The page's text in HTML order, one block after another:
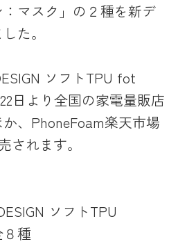
マスク」の２種を新デ
た。
ソフトTPU fot
日より全国の家電量販店
、PhoneFoam楽天市場
されます。
ソフトTPU
種